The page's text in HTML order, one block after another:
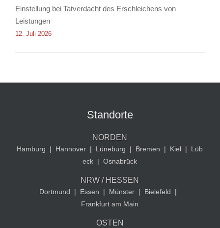
Einstellung bei Tatverdacht des Erschleichens von
Leistungen
12. Juli 2026
Standorte
NORDEN
Hamburg | Hannover | Lüneburg | Bremen | Kiel |
Lüb
eck | Osnabrück
NRW / HESSEN
Dortmund | Essen | Münster | Bielefeld
|
Frankfurt am Main
OSTEN